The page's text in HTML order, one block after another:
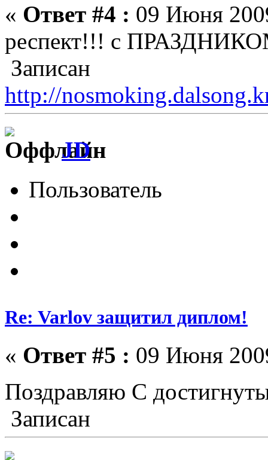
« Ответ #4 : 09 Июня
респект!!! с
Записан
http://
JD
Пользователь
Re: Varlov защитил диплом!
« Ответ #5 : 09 Июня
Поздравляю С
Записан